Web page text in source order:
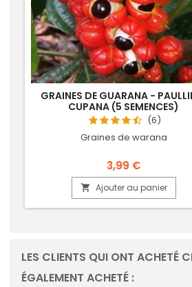
GRAINES DE GUARANA -
CUPANA (5 SEMENCES)
(6)
Graines de warana
3,99 €
 Ajouter au panier
LES CLIENTS QUI ONT ACHETÉ
ÉGALEMENT ACHETÉ :